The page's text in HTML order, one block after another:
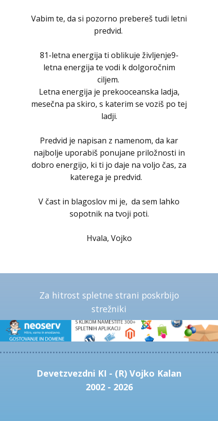
Vabim te, da si pozorno prebereš tudi letni
predvid.
81-letna energija ti oblikuje življenje9-
letna energija te vodi k dolgoročnim
ciljem.
Letna energija je prekooceanska ladja,
mesečna pa skiro, s katerim se voziš po tej
ladji.
Predvid je napisan z namenom, da kar
najbolje uporabiš ponujane priložnosti in
dobro energijo, ki ti jo daje na voljo čas, za
katerega je predvid.
V čast in blagoslov mi je, da sem lahko
sopotnik na tvoji poti.
Hvala, Vojko
Za hitrost spletne strani poskrbijo
strežniki
Devetzvezdni KI - (R) Vojko Kalan
2002 - 2026